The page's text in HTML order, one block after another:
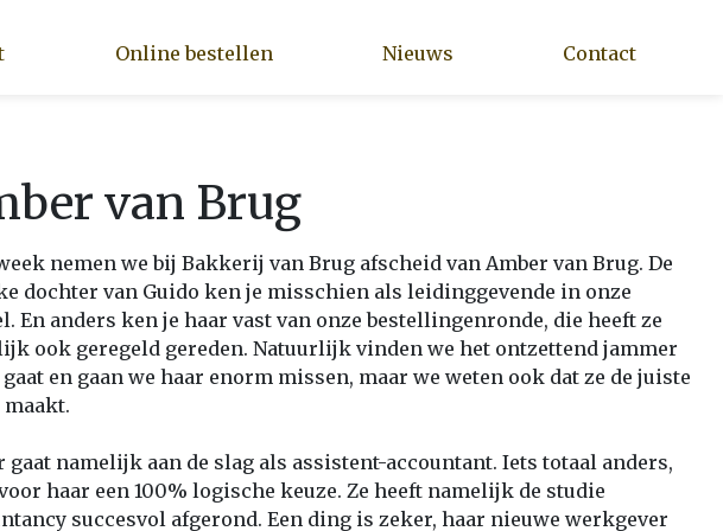
Online bestellen Nieuws Contact
van Brug
nemen we bij Bakkerij van Brug afscheid van Amber van Brug. De
dochter van Guido ken je misschien als leidinggevende in onze
En anders ken je haar vast van onze bestellingenronde, die heeft ze
ook geregeld gereden. Natuurlijk vinden we het ontzettend jammer
gaat en gaan we haar enorm missen, maar we weten ook dat ze de juiste
maakt.
gaat namelijk aan de slag als assistent-accountant. Iets totaal anders,
haar een 100% logische keuze. Ze heeft namelijk de studie
succesvol afgerond. Een ding is zeker, haar nieuwe werkgever